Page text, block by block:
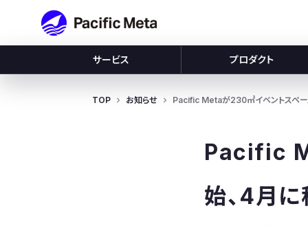
サービス プロダクト
TOP お知らせ Pacific Metaが230㎡イベントスペー
Pacific
始、4月